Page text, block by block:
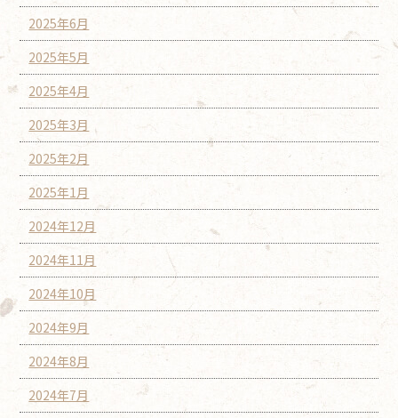
2025年6月
2025年5月
2025年4月
2025年3月
2025年2月
2025年1月
2024年12月
2024年11月
2024年10月
2024年9月
2024年8月
2024年7月